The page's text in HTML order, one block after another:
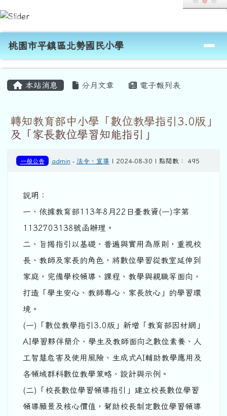
跳至主內容區
桃園市平鎮區北勢國民小學
導覽列
桃園市平鎮區北勢國民小學
本站消息 分月文章 電子報列表
轉知教育部中小學「數位教學指引3.0版」
及「家長數位學習知能指引」
一般公告 admin - 法令、宣導 | 2024-08-30 | 點閱數： 495
說明：
一、依據教育部113年8月22日臺教資(一)字第
1132703138號函辦理。
二、旨揭指引以基礎、普遍與實用為原則，重視校
長、教師及家長的角色，將數位學習從教室延伸到
家庭，完備學校領導、課程、教學與親職等面向，
打造「學生安心、教師專心、家長放心」的學習環
境。
(一)「數位教學指引3.0版」新增「教育部因材網」
AI學習夥伴簡介、學生及教師面向之數位素養、人
工智慧危害及使用風險、生成式AI輔助教學應用及
各領域群科數位教學策略、設計與示例。
(二)「校長數位學習領導指引」建立校長數位學習
領導願景及核心價值，幫助校長制定數位學習領導